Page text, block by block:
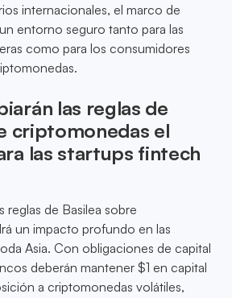
internacionales, el marco de
entorno seguro tanto para las
como para los consumidores
las reglas de
criptomonedas el
las startups fintech
reglas de Basilea sobre
un impacto profundo en las
Asia. Con obligaciones de capital
deberán mantener $1 en capital
a criptomonedas volátiles,